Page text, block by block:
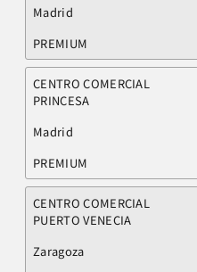
Madrid
PREMIUM
CENTRO COMERCIAL
PRINCESA
Madrid
PREMIUM
CENTRO COMERCIAL
PUERTO VENECIA
Zaragoza